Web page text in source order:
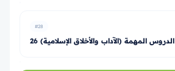
#28
26 الدروس المهمة (الآداب والأخلاق الإسلامية)